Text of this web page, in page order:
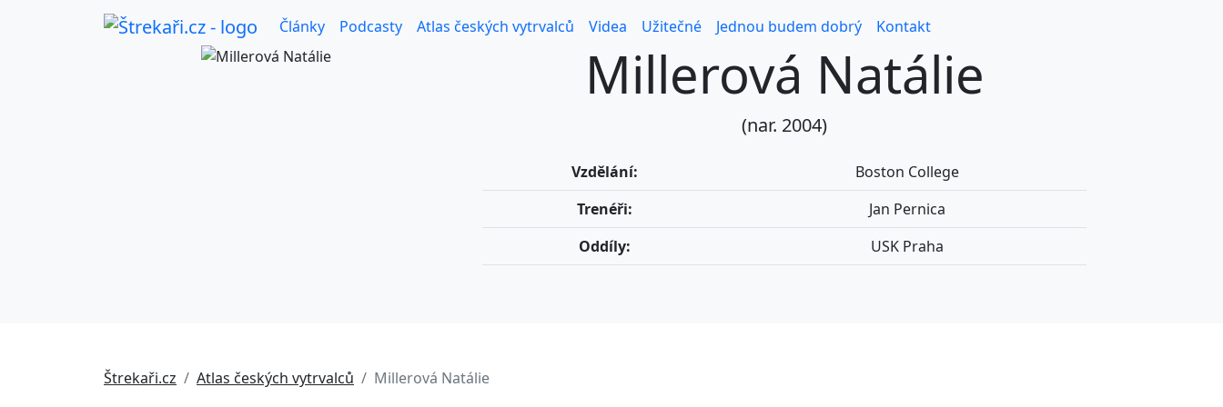
Články Podcasty Atlas českých vytrvalců Videa Užitečné Jednou budem dobrý Kontakt
Millerová Natálie
(nar. 2004)
Vzdělání:
Boston College
Trenéři:
Jan Pernica
Oddíly:
USK Praha
Štrekaři.cz Atlas českých vytrvalců Millerová Natálie